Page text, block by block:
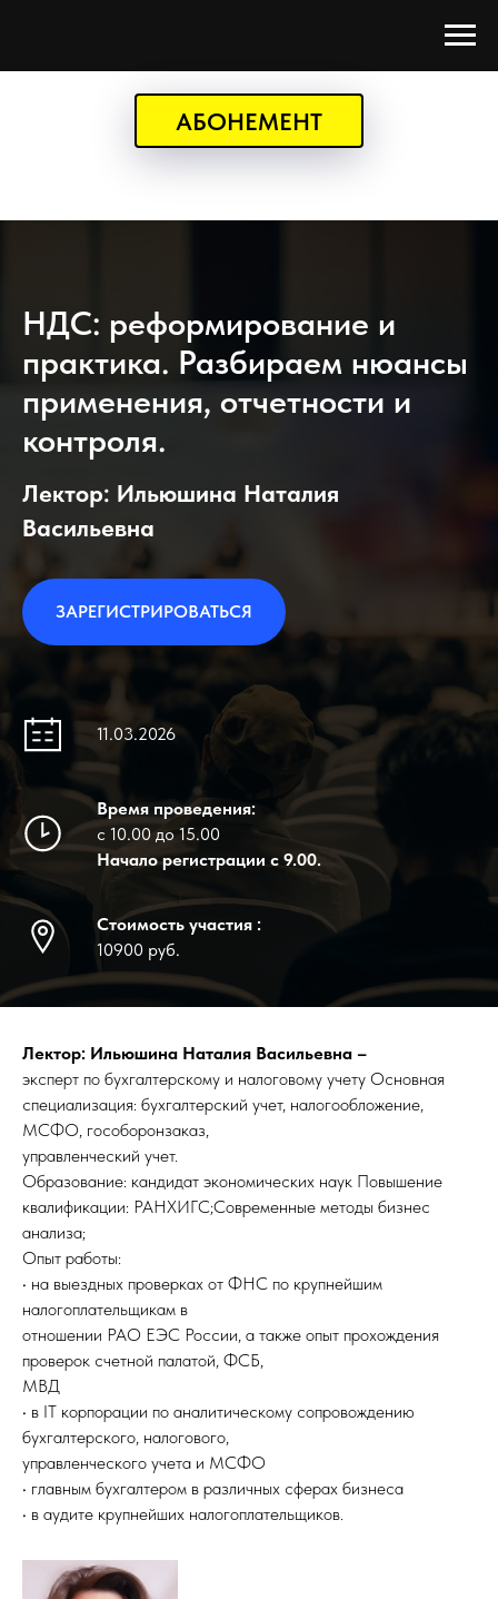
АБОНЕМЕНТ
НДС: реформирование и
практика. Разбираем нюансы
применения, отчетности и
контроля.
Лектор: Ильюшина Наталия
Васильевна
ЗАРЕГИСТРИРОВАТЬСЯ
11.03.2026
Время проведения:
с 10.00 до 15.00
Начало регистрации с 9.00.
Стоимость участия :
10900 руб.
Лектор: Ильюшина Наталия Васильевна –
эксперт по бухгалтерскому и налоговому учету Основная
специализация: бухгалтерский учет, налогообложение,
МСФО, гособоронзаказ,
управленческий учет.
Образование: кандидат экономических наук Повышение
квалификации: РАНХИГС;Современные методы бизнес
анализа;
Опыт работы:
• на выездных проверках от ФНС по крупнейшим
налогоплательщикам в
отношении РАО ЕЭС России, а также опыт прохождения
проверок счетной палатой, ФСБ,
МВД
• в IT корпорации по аналитическому сопровождению
бухгалтерского, налогового,
управленческого учета и МСФО
• главным бухгалтером в различных сферах бизнеса
• в аудите крупнейших налогоплательщиков.